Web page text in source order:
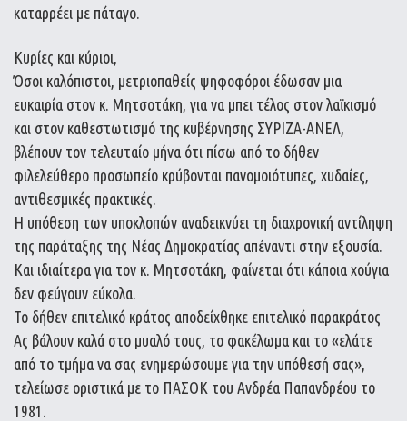
καταρρέει με πάταγο.
Κυρίες και κύριοι,
Όσοι καλόπιστοι, μετριοπαθείς ψηφοφόροι έδωσαν μια
ευκαιρία στον κ. Μητσοτάκη, για να μπει τέλος στον λαϊκισμό
και στον καθεστωτισμό της κυβέρνησης ΣΥΡΙΖΑ-ΑΝΕΛ,
βλέπουν τον τελευταίο μήνα ότι πίσω από το δήθεν
φιλελεύθερο προσωπείο κρύβονται πανομοιότυπες, χυδαίες,
αντιθεσμικές πρακτικές.
Η υπόθεση των υποκλοπών αναδεικνύει τη διαχρονική αντίληψη
της παράταξης της Νέας Δημοκρατίας απέναντι στην εξουσία.
Και ιδιαίτερα για τον κ. Μητσοτάκη, φαίνεται ότι κάποια χούγια
δεν φεύγουν εύκολα.
Το δήθεν επιτελικό κράτος αποδείχθηκε επιτελικό παρακράτος
Ας βάλουν καλά στο μυαλό τους, το φακέλωμα και το «ελάτε
από το τμήμα να σας ενημερώσουμε για την υπόθεσή σας»,
τελείωσε οριστικά με το ΠΑΣΟΚ του Ανδρέα Παπανδρέου το
1981.